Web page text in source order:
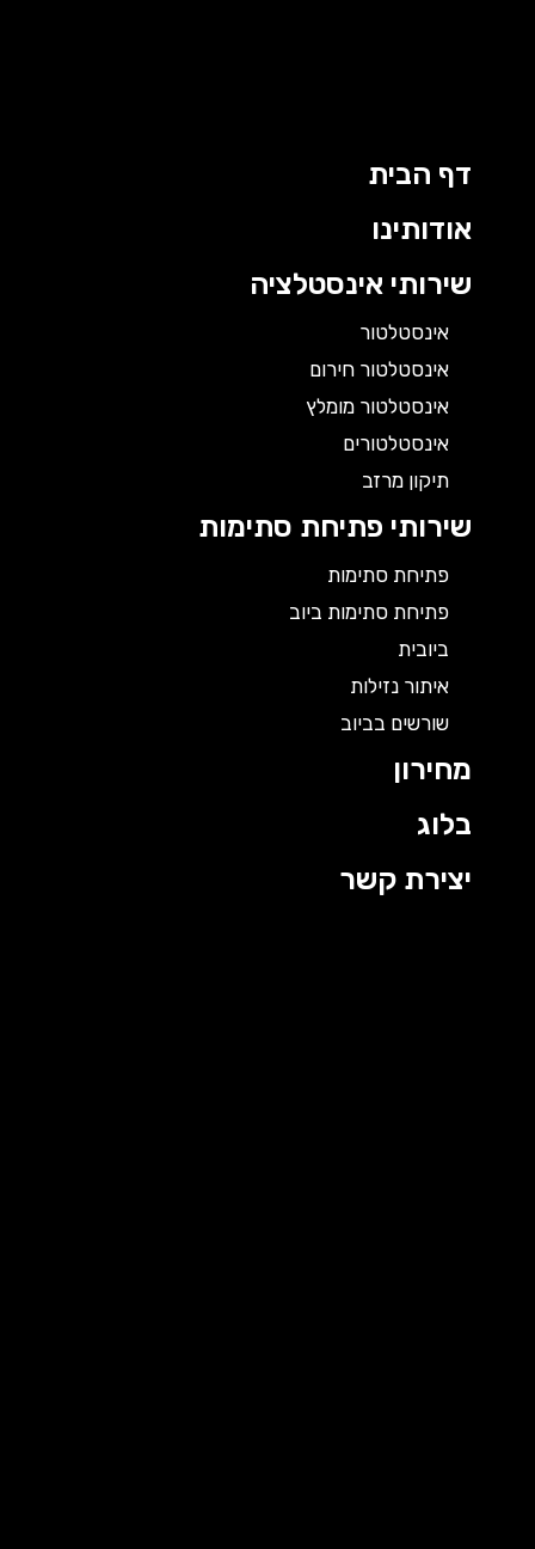
דף הבית
אודותינו
שירותי אינסטלציה
אינסטלטור
אינסטלטור חירום
אינסטלטור מומלץ
אינסטלטורים
תיקון מרזב
שירותי פתיחת סתימות
פתיחת סתימות
פתיחת סתימות ביוב
ביובית
איתור נזילות
שורשים בביוב
מחירון
בלוג
יצירת קשר